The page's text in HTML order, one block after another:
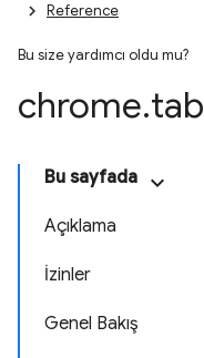
Reference
Bu size yardımcı oldu mu?
chrome.tab
Bu sayfada
Açıklama
İzinler
Genel Bakış